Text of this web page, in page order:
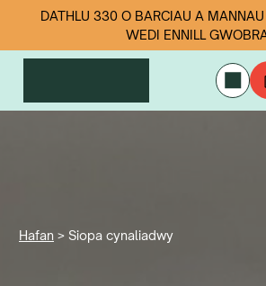
DATHLU 330 O BARCIAU A
WEDI ENNILL
Hafan > Siopa cynaliadwy
Digwyddiadau